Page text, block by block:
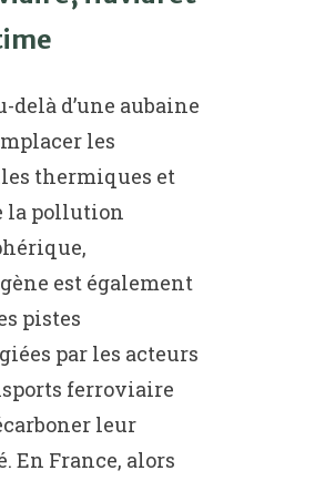
delà d’une aubaine
les
thermiques et
la pollution
est également
pistes
par les acteurs
ferroviaire
leur
En France, alors